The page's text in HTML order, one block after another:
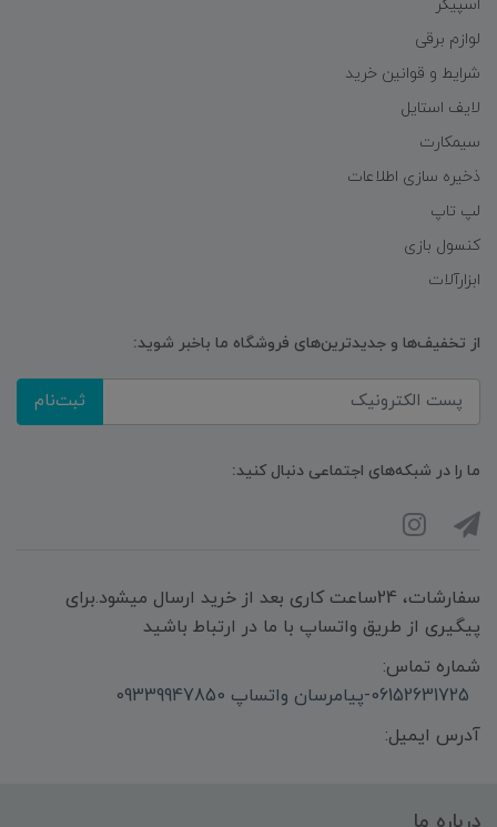
اسپیکر
لوازم برقی
شرایط و قوانین خرید
لایف استایل
سیمکارت
ذخیره سازی اطلاعات
لپ تاپ
کنسول بازی
ابزارآلات
از تخفیف‌ها و جدیدترین‌های فروشگاه ما باخبر شوید:
ثبت‌نام
ما را در شبکه‌های اجتماعی دنبال کنید:
سفارشات، 24ساعت کاری بعد از خرید ارسال میشود.برای
پیگیری از طریق واتساپ با ما در ارتباط باشید
شماره تماس:
06152631725-پیامرسان واتساپ 09339947850
آدرس ایمیل: